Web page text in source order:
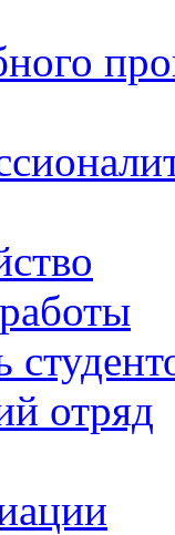
отряд